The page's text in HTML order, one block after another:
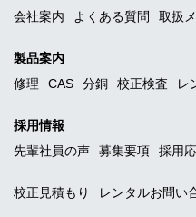
会社案内
よくある質問 取扱
製品案内
修理
CAS 分銅 校正検査 レ
採用情報
先輩社員の声
募集要項 採用
校正見積もり レンタルお問い